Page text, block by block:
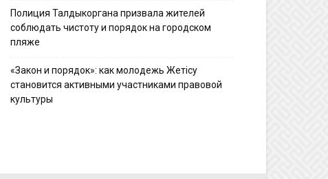
Полиция Талдыкоргана призвала жителей
соблюдать чистоту и порядок на городском
пляже
«Закон и порядок»: как молодежь Жетісу
становится активными участниками правовой
культуры